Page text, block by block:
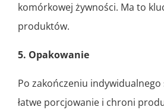
komórkowej żywności. Ma to
produktów.
5. Opakowanie
Po zakończeniu
łatwe porcjowanie i chroni